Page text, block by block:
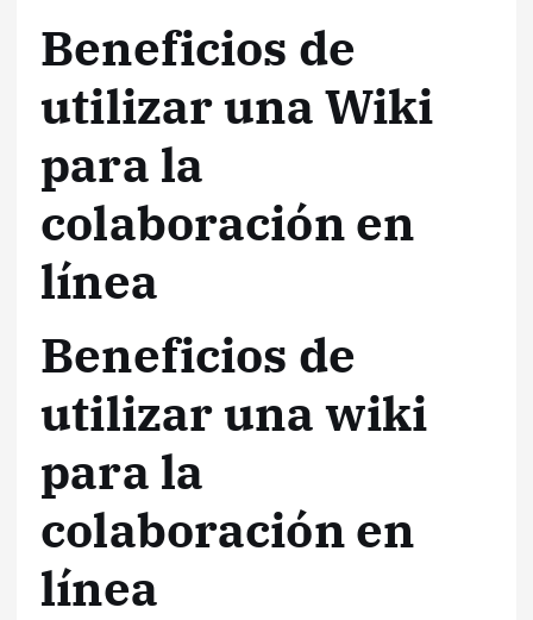
Beneficios de
utilizar una Wiki
para la
colaboración en
línea
Beneficios de
utilizar una wiki
para la
colaboración en
línea